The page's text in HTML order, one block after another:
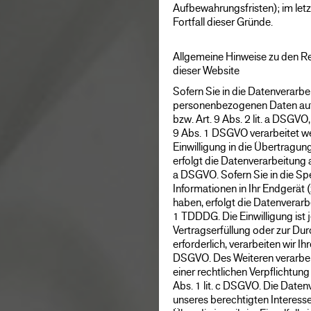
Aufbewahrungsfristen); im
Fortfall dieser Gründe.
Allgemeine Hinweise zu den
dieser Website
Sofern Sie in die
personenbezogenen Daten
bzw. Art. 9 Abs. 2 lit. a
9 Abs. 1 DSGVO verarbeitet
Einwilligung in die
erfolgt die Datenverarbeitung
a DSGVO. Sofern Sie in die
Informationen in Ihr Endgerät
haben, erfolgt die
1 TDDDG. Die Einwilligung
Vertragserfüllung oder zur
erforderlich, verarbeiten wir
DSGVO. Des Weiteren
einer rechtlichen
Abs. 1 lit. c DSGVO. Die
unseres berechtigten